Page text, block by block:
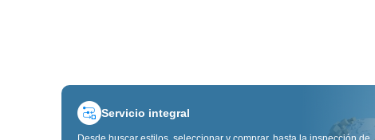
Servicio integral